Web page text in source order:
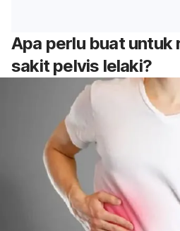
Apa perlu buat untuk
sakit pelvis lelaki?